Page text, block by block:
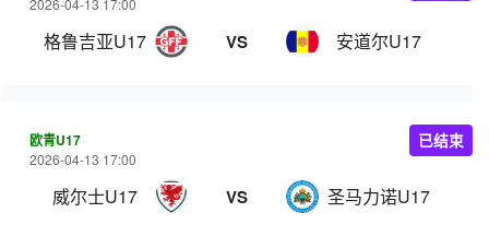
2026-04-13 17:00
格鲁吉亚U17 VS 安道尔U17
欧青U17
2026-04-13 17:00
威尔士U17 VS 圣马力诺U17
已结束